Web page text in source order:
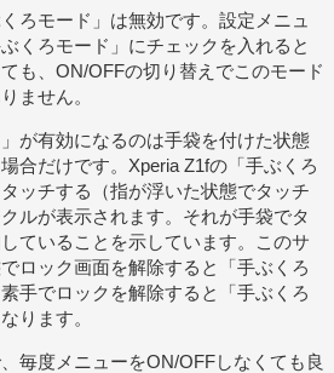
ろモード」は無効です。設定メニュ
くろモード」にチェックを入れると
も、ON/OFFの切り替えでこのモード
ません。
が有効になるのは手袋を付けた状態
合だけです。Xperia Z1fの「手ぶくろ
ッチする（指が浮いた状態でタッチ
ルが表示されます。それが手袋でタ
ていることを示しています。このサ
ロック画面を解除すると「手ぶくろ
手でロックを解除すると「手ぶくろ
ります。
毎度メニューをON/OFFしなくても良